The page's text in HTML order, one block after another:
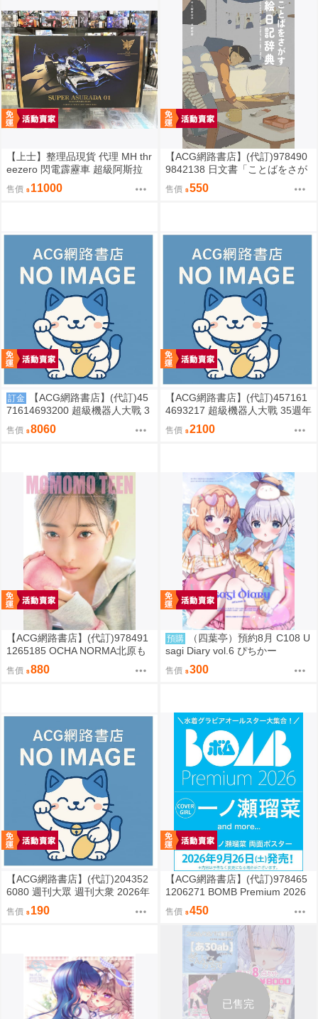
【上士】整理品現貨 代理 MH thr
eezero 閃電霹靂車 超級阿斯拉
完全變形 無壓克力盒 請詳閱內文
售價 11000
【ACG網路書店】(代訂)978490
9842138 日文書「ことばをさが
す絵日記辞典」YUEISHA DICTI
ONARY
售價 550
訂金
【ACG網路書店】(代訂)45
71614693200 超級機器人大戰 3
5週年紀念 JAM Project 主題歌完
整專輯 完全生產限定盤
售價 8060
【ACG網路書店】(代訂)457161
4693217 超級機器人大戰 35週年
紀念 JAM Project 主題歌完整專
輯 通常盤
售價 2100
【ACG網路書店】(代訂)978491
1265185 OCHA NORMA北原も
も 寫真集「もももてぃーん。」
售價 880
預購
（四葉亭）預約8月 C108 U
sagi Diary vol.6 ぴちかー
售價 300
【ACG網路書店】(代訂)204352
6080 週刊大眾 週刊大衆 2026年
8月31日號 附:海報
售價 190
【ACG網路書店】(代訂)978465
1206271 BOMB Premium 2026
封面:一ノ瀬瑠菜 附:雙面海報
售價 450
已售完